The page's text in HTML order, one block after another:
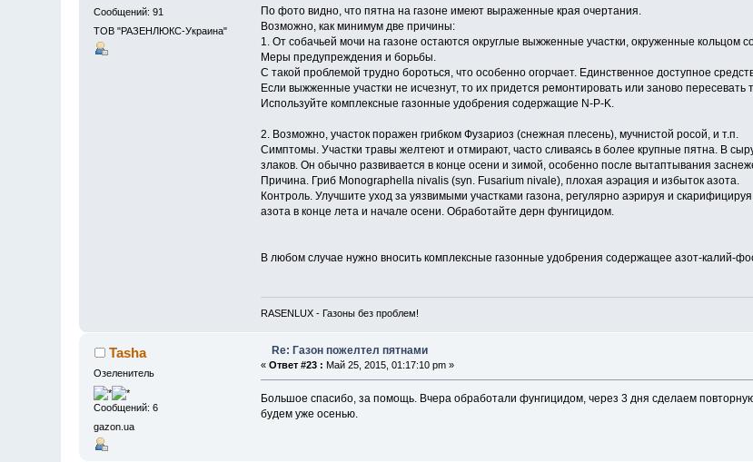
Сообщений: 91
ТОВ "РАЗЕНЛЮКС-Украина"
По фото видно, что пятна на газоне имеют выраженные края очертания.
Возможно, как минимум две причины:
1. От собачьей мочи на газоне остаются округлые выжженные участки, окруженные кольцом
Меры предупреждения и борьбы.
С такой проблемой трудно бороться, что особенно огорчает. Единственное доступное
Если выжженные участки не исчезнут, то их придется ремонтировать или заново
Используйте комплексные газонные удобрения содержащие N-P-K.
2. Возможно, участок поражен грибком Фузариоз (снежная плесень), мучнистой росой, и т.п.
Симптомы. Участки травы желтеют и отмирают, часто сливаясь в более крупные пятна. В
злаков. Он обычно развивается в конце осени и зимой, особенно после вытаптывания
Причина. Гриб Monographella nivalis (syn. Fusarium nivale), плохая аэрация и избыток азота.
Контроль. Улучшите уход за уязвимыми участками газона, регулярно аэрируя и
азота в конце лета и начале осени. Обработайте дерн фунгицидом.
В любом случае нужно вносить комплексные газонные удобрения содержащее азот-калий-
RASENLUX - Газоны без проблем!
Tasha
Озеленитель
Сообщений: 6
gazon.ua
Re: Газон пожелтел пятнами
« Ответ #23 : Май 25, 2015, 01:17:10 pm »
Большое спасибо, за помощь. Вчера обработали фунгицидом, через 3 дня сделаем
будем уже осенью.